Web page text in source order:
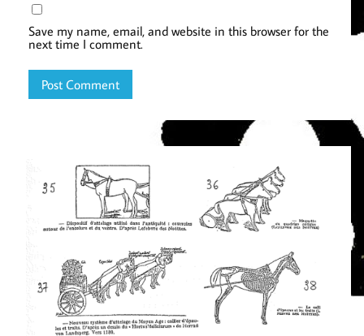
Save my name, email, and website in this browser for the
next time I comment.